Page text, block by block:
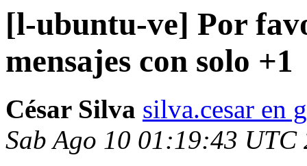
[l-ubuntu-ve] Por
mensajes con solo +1
César Silva silva.cesar en
Sab Ago 10 01:19:43 UTC